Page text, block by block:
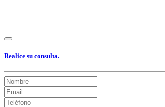
Realice su consulta.